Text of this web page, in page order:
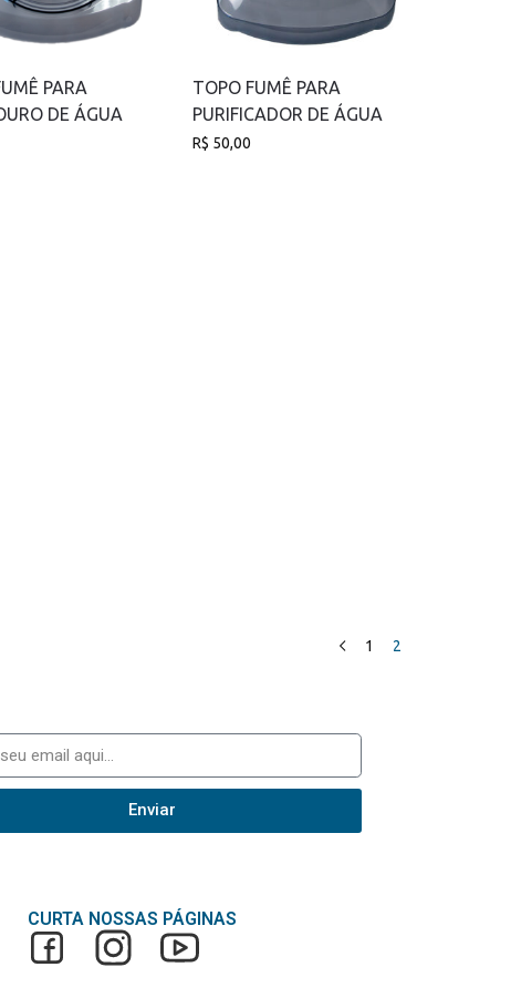
PARA
DE ÁGUA
TOPO FUMÊ PARA
PURIFICADOR DE ÁGUA
R$ 50,00
1 2
Enviar
CURTA NOSSAS PÁGINAS